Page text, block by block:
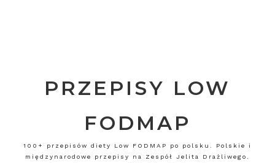
PRZEPISY LOW
FODMAP
100+ przepisów diety Low FODMAP po polsku. Polskie i
międzynarodowe przepisy na Zespół Jelita Drażliwego.